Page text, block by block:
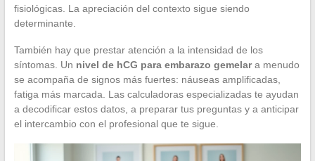
fisiológicas. La apreciación del contexto sigue siendo
determinante.
También hay que prestar atención a la intensidad de los
síntomas. Un nivel de hCG para embarazo gemelara menudo
se acompaña de signos más fuertes: náuseas amplificadas,
fatiga más marcada. Las calculadoras especializadas te ayudan
a decodificar estos datos, a preparar tus preguntas y a anticipar
el intercambio con el profesional que te sigue.